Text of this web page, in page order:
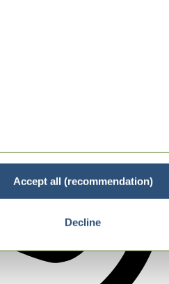
Accept all (recommendation)
Decline